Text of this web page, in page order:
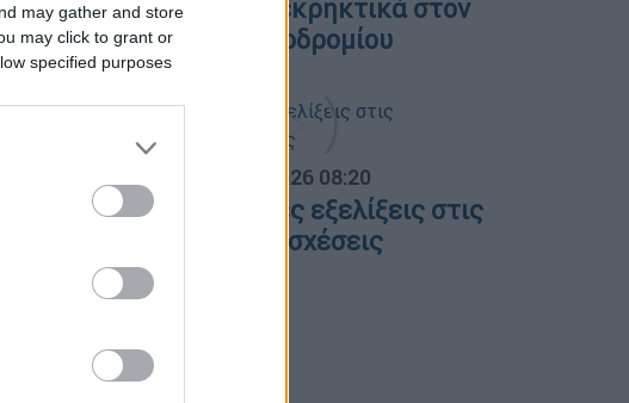
may gather and store
may click to grant or
specified purposes
Λειψία: Drone με εκρηκτικά στον
διάδρομο του αεροδρομίου
06.08.2026 08:20
Όλες οι τελευταίες εξελίξεις στις
ελληνοτουρκικές σχέσεις